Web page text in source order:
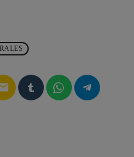
more_vert